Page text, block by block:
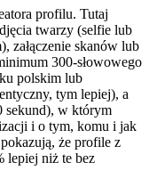
profilu. Tutaj
twarzy (selfie lub
załączenie skanów lub
300-słowowego
polskim lub
tym lepiej), a
sekund), w którym
i o tym, komu i jak
że profile z
lepiej niż te bez